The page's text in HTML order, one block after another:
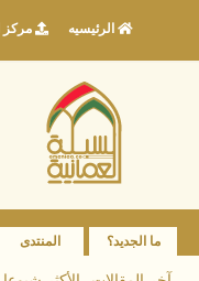
الرئيسيه مركز
ما الجديد؟ المنتدى